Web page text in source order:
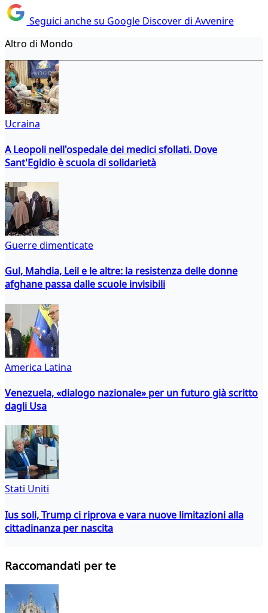
Seguici anche su Google Discover di Avvenire
Altro di Mondo
Ucraina
A Leopoli nell'ospedale dei medici sfollati. Dove
Sant'Egidio è scuola di solidarietà
Guerre dimenticate
Gul, Mahdia, Leil e le altre: la resistenza delle donne
afghane passa dalle scuole invisibili
America Latina
Venezuela, «dialogo nazionale» per un futuro già scritto
dagli Usa
Stati Uniti
Ius soli, Trump ci riprova e vara nuove limitazioni alla
cittadinanza per nascita
Raccomandati per te